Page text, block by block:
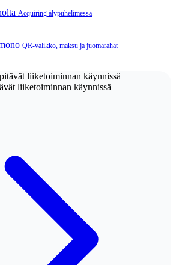
Acquiring älypuhelimessa
QR‑valikko, maksu ja juomarahat
liiketoiminnan käynnissä